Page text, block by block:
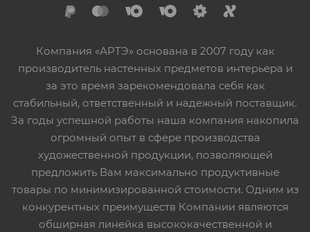
Компания «АРТЭ» основана в 2007 году как
производитель настенных предметов интерьера и
за это время зарекомендовала себя как
стабильный, ответственный и надежный поставщик.
За годы успешной работы наша компания накопила
огромный опыт в сфере производства
художественной продукции, позволяющей
предложить Вам максимально продуктивные
товары по минимизированной стоимости. Одним из
конкурентных преимуществ Компании являются
обширная линейка высококачественной и